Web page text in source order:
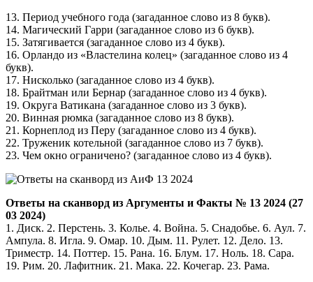
13. Период учебного года (загаданное слово из 8 букв).
14. Магический Гарри (загаданное слово из 6 букв).
15. Затягивается (загаданное слово из 4 букв).
16. Орландо из «Властелина колец» (загаданное слово из 4
букв).
17. Нисколько (загаданное слово из 4 букв).
18. Брайтман или Бернар (загаданное слово из 4 букв).
19. Округа Ватикана (загаданное слово из 3 букв).
20. Винная рюмка (загаданное слово из 8 букв).
21. Корнеплод из Перу (загаданное слово из 4 букв).
22. Труженик котельной (загаданное слово из 7 букв).
23. Чем окно ограничено? (загаданное слово из 4 букв).
Ответы на сканворд из Аргументы и Факты № 13 2024 (27
03 2024)
1. Диск. 2. Перстень. 3. Колье. 4. Война. 5. Снадобье. 6. Аул. 7.
Ампула. 8. Игла. 9. Омар. 10. Дым. 11. Рулет. 12. Дело. 13.
Триместр. 14. Поттер. 15. Рана. 16. Блум. 17. Ноль. 18. Сара.
19. Рим. 20. Лафитник. 21. Мака. 22. Кочегар. 23. Рама.